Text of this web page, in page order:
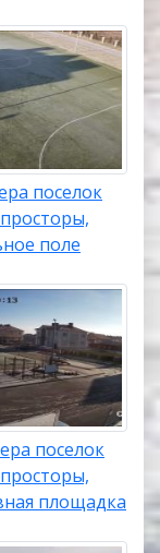
поселок
поле
поселок
площадка